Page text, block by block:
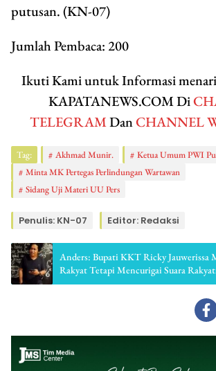
putusan. (KN-07)
Jumlah Pembaca: 200
Ikuti Kami untuk Informasi
KAPATANEWS.COM Di
TELEGRAMDanCHANNEL
Tag: Akhmad Munir.
Ketua Umum PWI
Minta MK Pertegas Perlindungan Wartawan
Sidang Uji Materi UU Pers
Penulis: KN-07 Editor: Redaksi
Anders: Bupati KKT Ricky Jauwerissa
Rakyat Tetapi Mencurigai Suara